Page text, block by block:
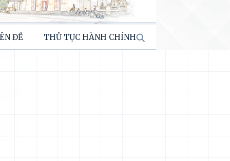
ĐỀ THỦ TỤC HÀNH CHÍNH